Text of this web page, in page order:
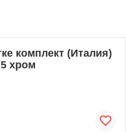
комплект (Италия)
хром